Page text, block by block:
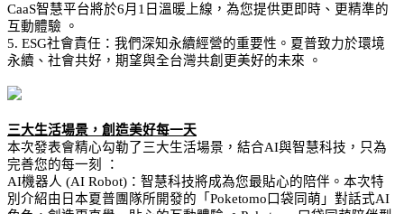
CaaS智慧平台將於6月1日溫暖上線，為您提供更即時、更精準的
互動體驗 。
5. ESG社會責任：我們深知永續經營的重要性。夏普致力於環境
永續、社會共好，期望與全台灣共創更美好的未來 。
三大生活場景，創造美好每一天
本次發表會精心勾勒了三大生活場景，結合AI與智慧科技，只為
完善您的每一刻 ：
AI機器人 (AI Robot)：智慧科技將成為您最貼心的陪伴。本次特
別介紹由日本夏普團隊所開發的「Poketomo口袋同萌」對話式AI